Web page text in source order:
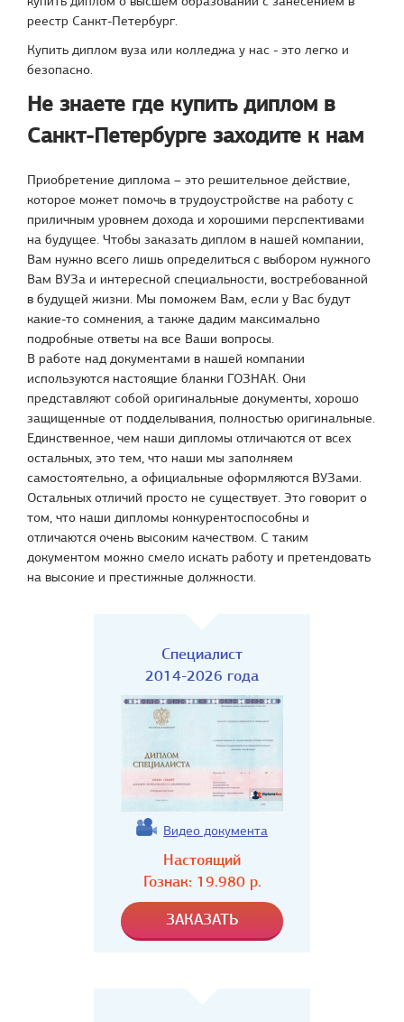
реестр Санкт-Петербург.
Купить диплом вуза или колледжа у нас - это легко и
безопасно.
Не знаете где купить диплом в
Санкт-Петербурге заходите к нам
Приобретение диплома – это решительное действие,
которое может помочь в трудоустройстве на работу с
приличным уровнем дохода и хорошими перспективами
на будущее. Чтобы заказать диплом в нашей компании,
Вам нужно всего лишь определиться с выбором нужного
Вам ВУЗа и интересной специальности, востребованной
в будущей жизни. Мы поможем Вам, если у Вас будут
какие-то сомнения, а также дадим максимально
подробные ответы на все Ваши вопросы.
В работе над документами в нашей компании
используются настоящие бланки ГОЗНАК. Они
представляют собой оригинальные документы, хорошо
защищенные от подделывания, полностью оригинальные.
Единственное, чем наши дипломы отличаются от всех
остальных, это тем, что наши мы заполняем
самостоятельно, а официальные оформляются ВУЗами.
Остальных отличий просто не существует. Это говорит о
том, что наши дипломы конкурентоспособны и
отличаются очень высоким качеством. С таким
документом можно смело искать работу и претендовать
на высокие и престижные должности.
Специалист
2014-2026 года
Видео документа
Настоящий
Гознак: 19.980р.